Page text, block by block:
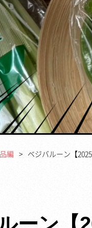
編 ベジバルーン【